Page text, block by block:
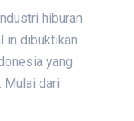
hiburan
in dibuktikan
yang
Mulai dari